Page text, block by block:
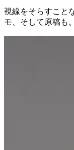
視線をそらすこと
モ、そして原稿も。